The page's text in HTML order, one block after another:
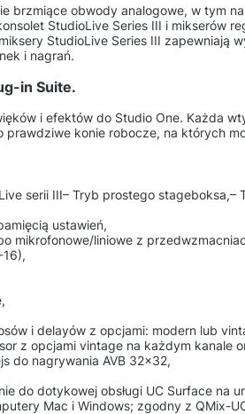
brzmiące obwody analogowe, w tym
StudioLive Series III i mikserów
StudioLive Series III
i nagrań.
in Suite.
i efektów do Studio One. Każda
konie robocze, na których
serii III– Tryb prostego
ustawień,
mikrofonowe/liniowe z
16),
i delayów z opcjami: modern lub
z opcjami vintage na każdym kanale
do nagrywania AVB 32×32,
do dotykowej obsługi UC Surface
Mac i Windows; zgodny z QMix-